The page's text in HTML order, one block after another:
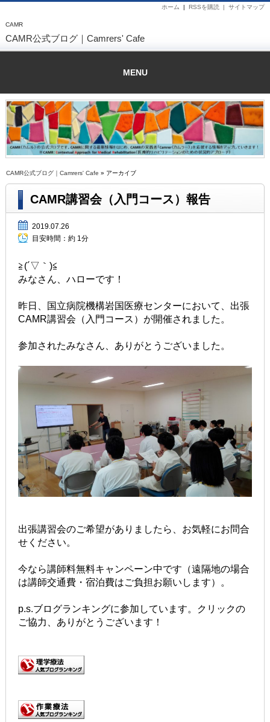
CAMR
サイトマップ
RSSを購読 |
ホーム |
CAMR公式ブログ｜Camrers' Cafe
MENU
CAMR公式ブログ｜Camrers' Cafe » アーカイブ
CAMR講習会（入門コース）報告
2019.07.26
目安時間： 約 1分
≧(´▽｀)≦
みなさん、ハローです！
昨日、国立病院機構岩国医療センターにおいて、出張
CAMR講習会（入門コース）が開催されました。
参加されたみなさん、ありがとうございました。
出張講習会のご希望がありましたら、お気軽にお問合
せください。
今なら講師料無料キャンペーン中です（遠隔地の場合
は講師交通費・宿泊費はご負担お願いします）。
p.s.ブログランキングに参加しています。クリックの
ご協力、ありがとうございます！